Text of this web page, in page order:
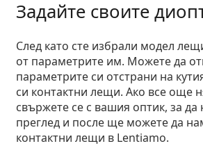
Задайте своите
След като сте избрали модел
от параметрите им. Можете да
параметрите си отстрани на
си контактни лещи. Ако все още
свържете се с вашия оптик, за
преглед и после ще можете да
контактни лещи в Lentiamo.